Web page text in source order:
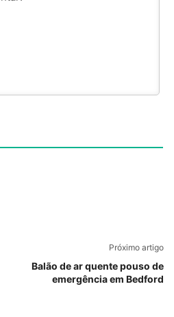
Próximo artigo
Balão de ar quente pouso de
emergência em Bedford